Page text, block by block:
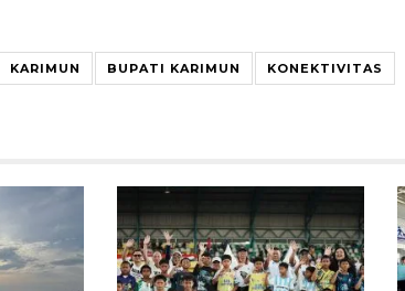
KARIMUN BUPATI KARIMUN KONEKTIVITAS